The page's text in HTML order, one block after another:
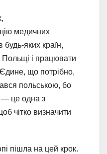
медичних
яких країн,
Польщі і працювати
що потрібно,
польською, бо
— це одна з
чітко визначити
пішла на цей крок.